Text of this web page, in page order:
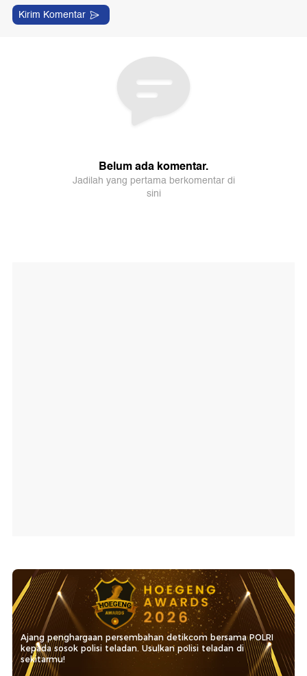
Ajang penghargaan persembahan detikcom bersama POLRI
kepada sosok polisi teladan. Usulkan polisi teladan di
sekitarmu!